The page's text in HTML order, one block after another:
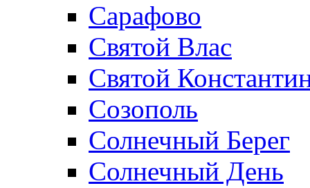
Сарафово
Святой Влас
Святой
Созополь
Солнечный Берег
Солнечный День